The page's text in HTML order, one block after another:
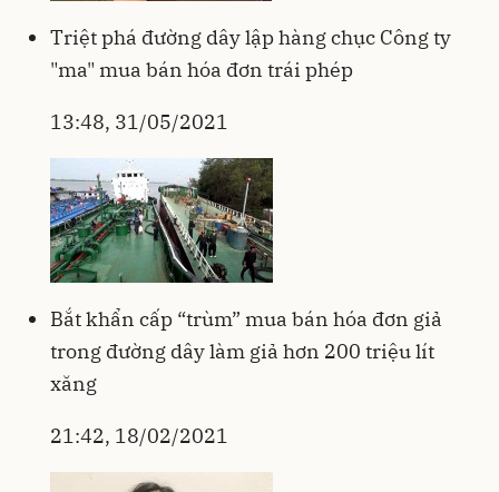
Triệt phá đường dây lập hàng chục Công ty
"ma" mua bán hóa đơn trái phép
13:48, 31/05/2021
Bắt khẩn cấp “trùm” mua bán hóa đơn giả
trong đường dây làm giả hơn 200 triệu lít
xăng
21:42, 18/02/2021